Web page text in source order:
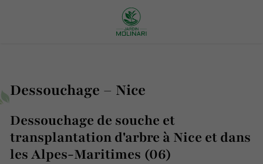
Dessouchage – Nice
Dessouchage de souche et
transplantation d'arbre à Nice et dans
les Alpes-Maritimes (06)